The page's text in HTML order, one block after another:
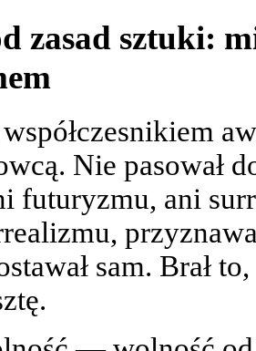
zasad sztuki:
Nie pasował
futuryzmu, ani
sam. Brał